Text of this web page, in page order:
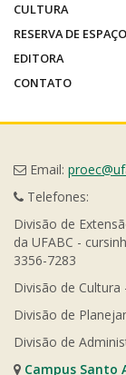
CULTURA
RESERVA DE
EDITORA
CONTATO
Email:
Telefones:
Divisão de
da UFABC -
3356-7283
Divisão de Cultura
Divisão de
Divisão de
Campus Santo